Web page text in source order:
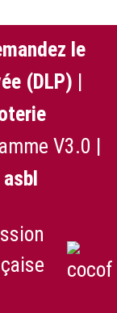
le
(DLP) |
V3.0 |